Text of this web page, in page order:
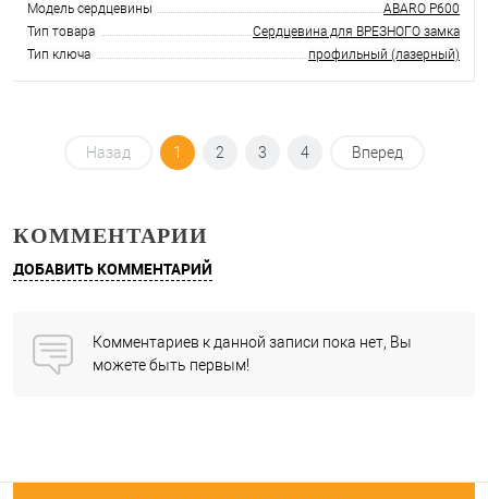
Модель сердцевины
ABARO P600
Тип товара
Сердцевина для ВРЕЗНОГО замка
Тип ключа
профильный (лазерный)
Назад 1 2 3 4 Вперед
КОММЕНТАРИИ
ДОБАВИТЬ КОММЕНТАРИЙ
Комментариев к данной записи пока нет, Вы
можете быть первым!